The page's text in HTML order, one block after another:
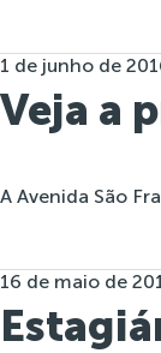
1 de junho de
Veja a
A Avenida São
16 de maio de